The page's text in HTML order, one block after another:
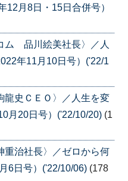
12月8日・15日合併号）
ム 品川絵美社長〉／人
年11月10日号）('22/1
史ＣＥＯ〉／人生を変
月20日号）('22/10/20) (1
治社長〉／ゼロから何
6日号）('22/10/06) (178